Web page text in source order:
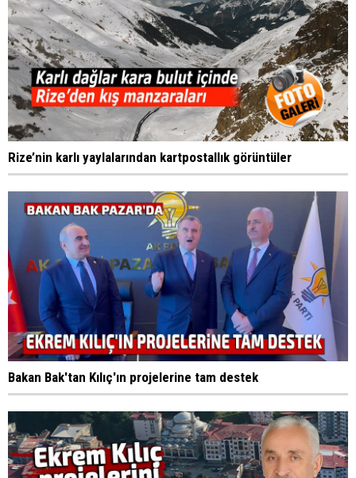
Rize’nin karlı yaylalarından kartpostallık görüntüler
Bakan Bak'tan Kılıç'ın projelerine tam destek